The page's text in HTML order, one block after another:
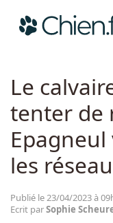
CHIEN.FR ACTUALITÉS
Le
tenter de
les
Publié le 23/04/2023 à
Ecrit parSophie